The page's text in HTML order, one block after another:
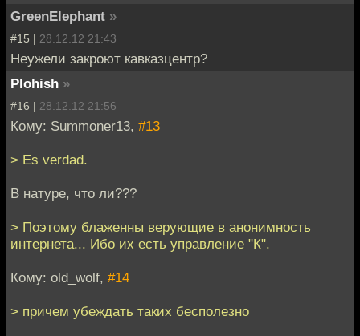
GreenElephant »
#15 | 28.12.12 21:43
Неужели закроют кавказцентр?
Plohish »
#16 | 28.12.12 21:56
Кому: Summoner13, #13
> Es verdad.
В натуре, что ли???
> Поэтому блаженны верующие в анонимность
интернета... Ибо их есть управление "К".
Кому: old_wolf, #14
> причем убеждать таких бесполезно